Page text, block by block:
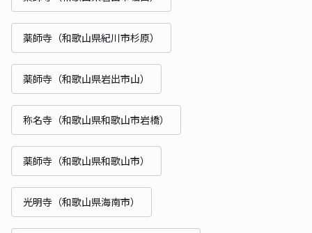
薬師寺（和歌山県紀川市杉原）
薬師寺（和歌山県岩出市山）
称名寺（和歌山県和歌山市岩橋）
薬師寺（和歌山県和歌山市）
光明寺（和歌山県海南市）